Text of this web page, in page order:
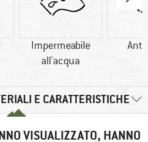
Impermeabile
all'acqua
E CARATTERISTICHE
VISUALIZZATO, HANNO